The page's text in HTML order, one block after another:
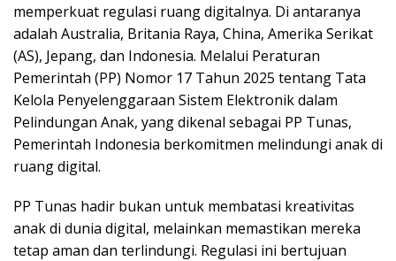
memperkuat regulasi ruang digitalnya. Di antaranya
adalah Australia, Britania Raya, China, Amerika Serikat
(AS), Jepang, dan Indonesia. Melalui Peraturan
Pemerintah (PP) Nomor 17 Tahun 2025 tentang Tata
Kelola Penyelenggaraan Sistem Elektronik dalam
Pelindungan Anak, yang dikenal sebagai PP Tunas,
Pemerintah Indonesia berkomitmen melindungi anak di
ruang digital.
PP Tunas hadir bukan untuk membatasi kreativitas
anak di dunia digital, melainkan memastikan mereka
tetap aman dan terlindungi. Regulasi ini bertujuan